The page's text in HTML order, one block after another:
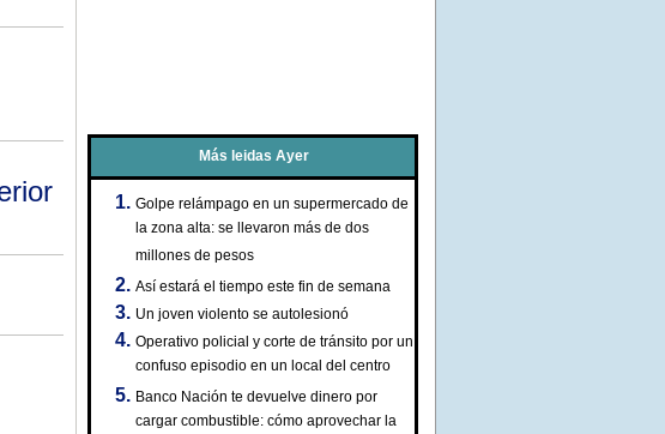
Más leidas Ayer
Golpe relámpago en un supermercado de
la zona alta: se llevaron más de dos
millones de pesos
Así estará el tiempo este fin de semana
Un joven violento se autolesionó
Operativo policial y corte de tránsito por un
confuso episodio en un local del centro
Banco Nación te devuelve dinero por
cargar combustible: cómo aprovechar la